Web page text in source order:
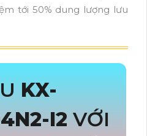
tới 50% dung lượng lưu
KX-
I2 VỚI